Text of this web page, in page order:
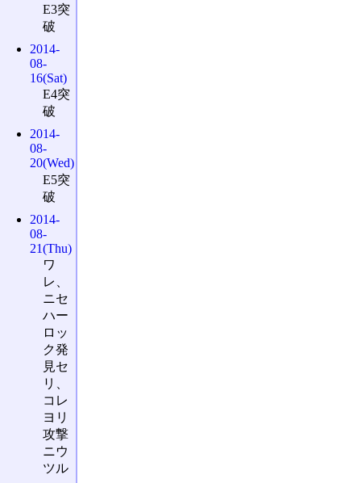
E3突
破
2014-
08-
16(Sat)
E4突
破
2014-
08-
20(Wed)
E5突
破
2014-
08-
21(Thu)
ワ
レ、
ニセ
ハー
ロッ
ク発
見セ
リ、
コレ
ヨリ
攻撃
ニウ
ツル